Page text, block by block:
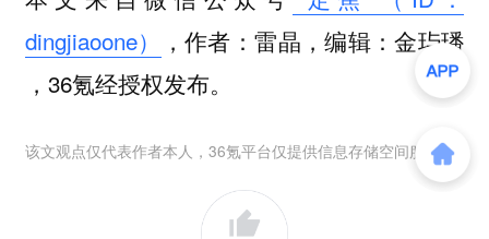
dingjiaoone）
，作者：雷晶，编辑：金玙璠
，36氪经授权发布。
该文观点仅代表作者本人，36氪平台仅提供信息存储空间服务。